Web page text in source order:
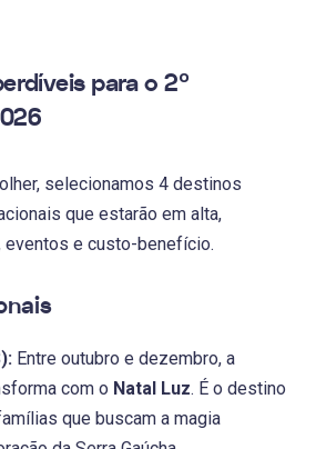
para o 2º
selecionamos 4 destinos
que estarão em alta,
eventos e custo-benefício.
Entre outubro e dezembro, a
com o Natal Luz. É o destino
que buscam a magia